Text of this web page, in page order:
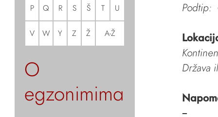
P Q R S Š T U
V W Y Z Ž A-Ž
O
egzonimima
Podtip:
Država
–